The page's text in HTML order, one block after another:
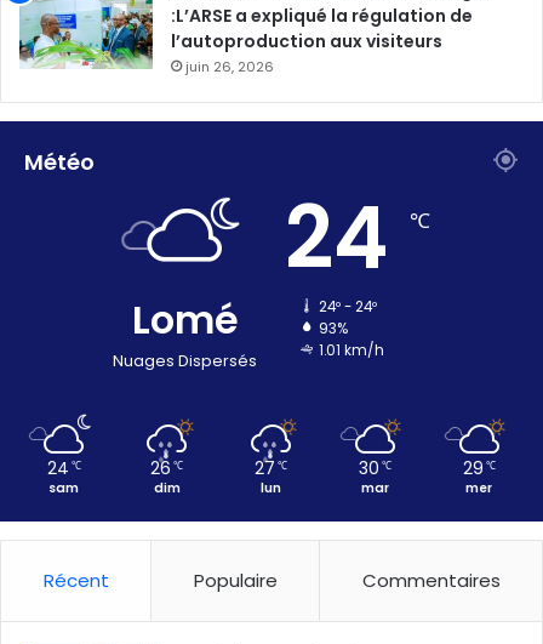
:L’ARSE a expliqué la régulation de
l’autoproduction aux visiteurs
juin 26, 2026
Météo
Lomé
Nuages Dispersés
24 ℃
24º - 24º
93%
1.01 km/h
24 ℃
sam
26 ℃
dim
27 ℃
lun
30 ℃
mar
29 ℃
mer
Récent Populaire Commentaires